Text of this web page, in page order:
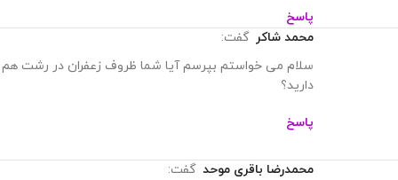
پاسخ
محمد شاکر گفت:
سلام می خواستم بپرسم آیا شما ظروف زعفران در رشت هم
دارید؟
پاسخ
محمدرضا باقری موحد گفت: